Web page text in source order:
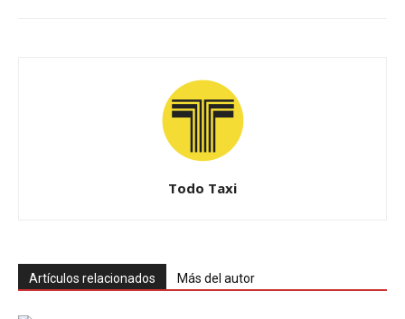
Todo Taxi
Artículos relacionados Más del autor